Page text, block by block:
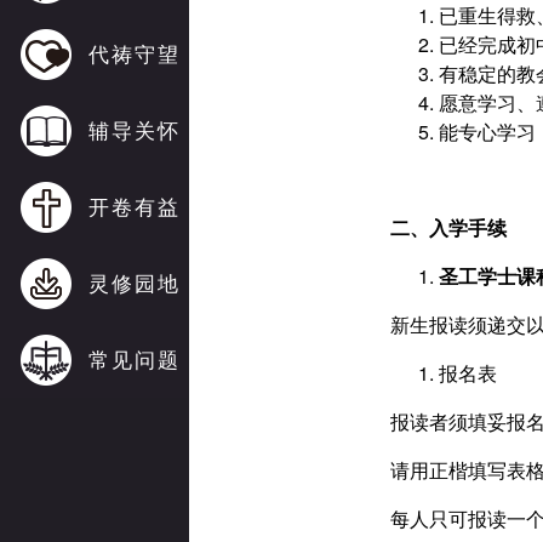
代祷守望
辅导关怀
开卷有益
灵修园地
常见问题
已重生得
已经完成
有稳定的教
愿意学习
能专心学习
二、入学手续
圣工学士课
新生报读须递交
报名表
报读者须填妥报
请用正楷填写表
每人只可报读一